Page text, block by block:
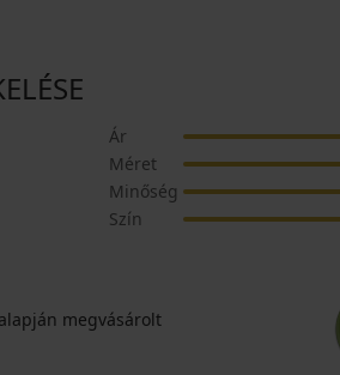
Ár
Méret
Minőség
Szín
megvásárolt